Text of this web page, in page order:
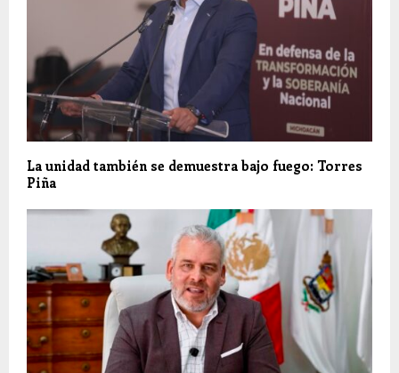
La unidad también se demuestra bajo fuego: Torres
Piña